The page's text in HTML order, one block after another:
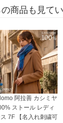
商品も見て
阿拉善 カシミヤ
ストール レディ
7F 【名入れ刺繍可